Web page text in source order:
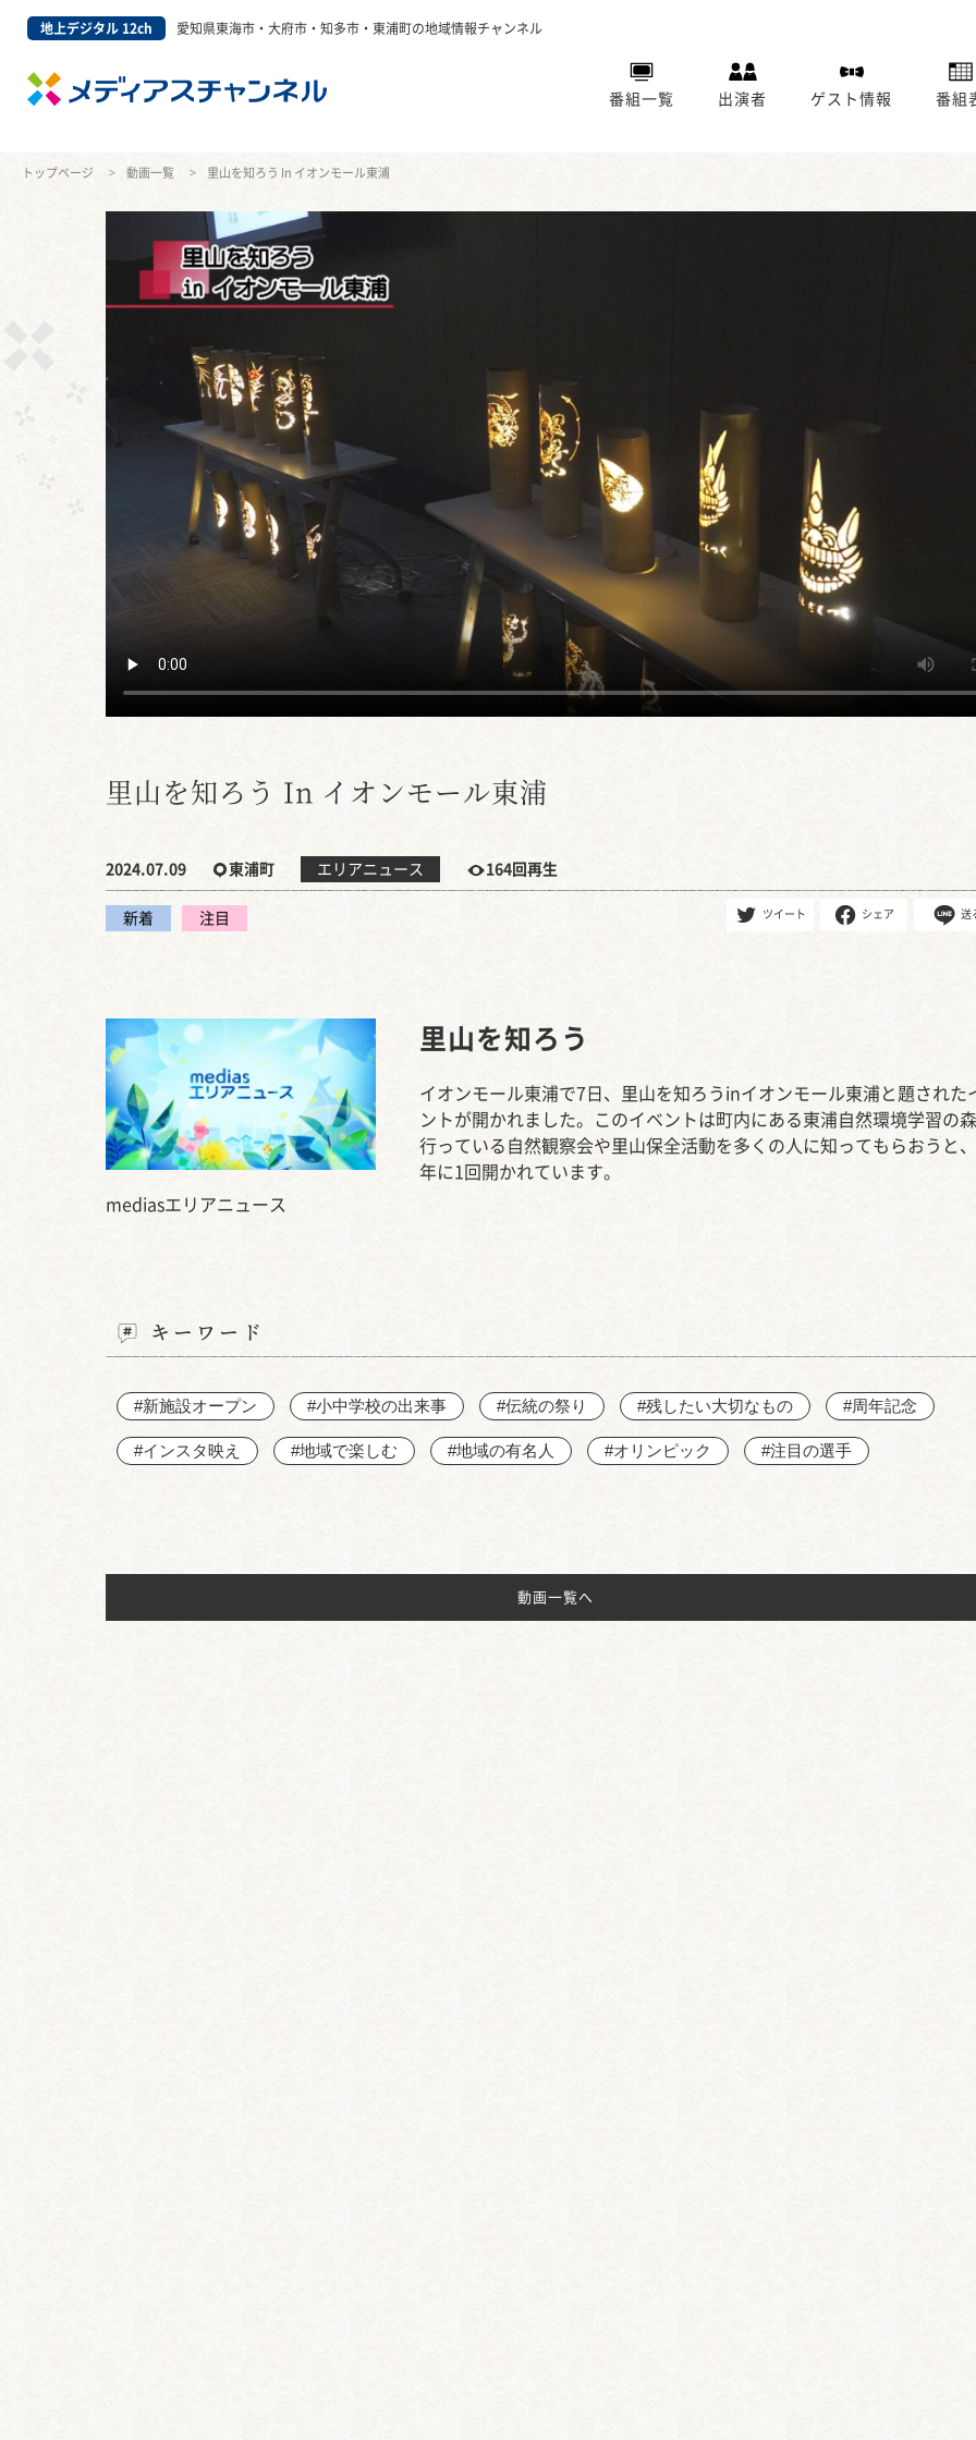
地上デジタル 12ch 愛知県東海市・大府市・知多市・東浦町の地域情報チャンネル
番組一覧 出演者 ゲスト情報 番組
トップページ 動画一覧 里山を知ろう In イオンモール東浦
里山を知ろう In イオンモール東浦
2024.07.09 東浦町 エリアニュース 164回再生
新着 注目 ツイート シェア 送
mediasエリアニュース
里山を知ろう
イオンモール東浦で7日、里山を知ろうinイオンモール東浦と題された
ントが開かれました。このイベントは町内にある東浦自然環境学習の
行っている自然観察会や里山保全活動を多くの人に知ってもらおうと
年に1回開かれています。
キーワード
#新施設オープン #小中学校の出来事 #伝統の祭り #残したい大切なもの #周年記念
#インスタ映え #地域で楽しむ #地域の有名人 #オリンピック #注目の選手
動画一覧へ